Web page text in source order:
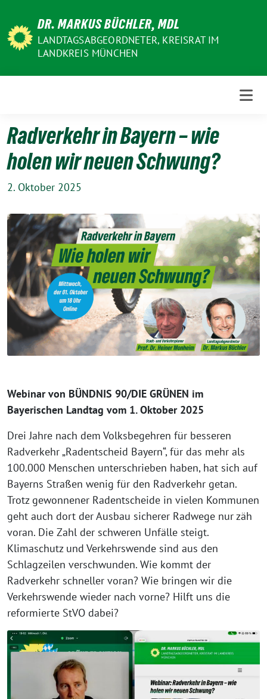
zum
Inhalt
DR. MARKUS BÜCHLER, MDL
LANDTAGSABGEORDNETER, KREISRAT IM
LANDKREIS MÜNCHEN
Radverkehr in Bayern – wie
holen wir neuen Schwung?
2. Oktober 2025
Webinar von BÜNDNIS 90/DIE GRÜNEN im
Bayerischen Landtag vom 1. Oktober 2025
Drei Jahre nach dem Volksbegehren für besseren
Radverkehr „Radentscheid Bayern“, für das mehr als
100.000 Menschen unterschrieben haben, hat sich auf
Bayerns Straßen wenig für den Radverkehr getan.
Trotz gewonnener Radentscheide in vielen Kommunen
geht auch dort der Ausbau sicherer Radwege nur zäh
voran. Die Zahl der schweren Unfälle steigt.
Klimaschutz und Verkehrswende sind aus den
Schlagzeilen verschwunden. Wie kommt der
Radverkehr schneller voran? Wie bringen wir die
Verkehrswende wieder nach vorne? Hilft uns die
reformierte StVO dabei?